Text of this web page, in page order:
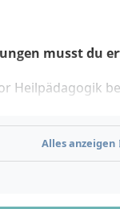
musst du
Heilpädagogik
(Abitur)Alles anzeigen